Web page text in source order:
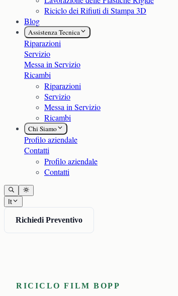
Riciclo dei Rifiuti di Stampa 3D
Blog
Assistenza Tecnica
Riparazioni
Servizio
Messa in Servizio
Ricambi
Riparazioni
Servizio
Messa in Servizio
Ricambi
Chi Siamo
Profilo aziendale
Contatti
Profilo aziendale
Contatti
It
Richiedi Preventivo
RICICLO FILM BOPP